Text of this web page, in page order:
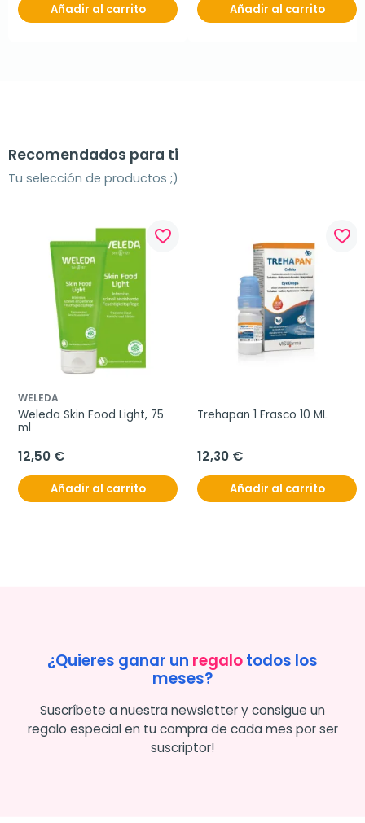
Añadir al carrito Añadir al carrito
Recomendados para ti
Tu selección de productos ;)
favorite_border
WELEDA
Weleda Skin Food Light, 75
ml
12,50 €
Añadir al carrito
favorite_border
Trehapan 1 Frasco 10 ML
12,30 €
Añadir al carrito
¿Quieres ganar un regalotodos los
meses?
Suscríbete a nuestra newsletter y consigue un
regalo especial en tu compra de cada mes por ser
suscriptor!